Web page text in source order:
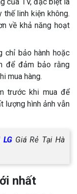
linh kiện không.
về khả năng hoạt
chỉ bảo hành hoặc
để đảm bảo rằng
mua hàng.
trước khi mua để
lượng hình ảnh vẫn
Giá Rẻ Tại Hà
nhất